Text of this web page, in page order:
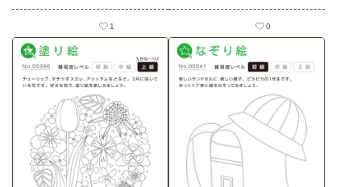
使いいただける無料の高齢者向
け介護レク素材（なぞり絵・初
級）です。
1
使いいただける無料の高齢者向
け介護レク素材 2026年3月の塗
り絵カレンダー「バーニーズマ
ウンテンドッグ（犬・動物）」
（カレンダー作り・初級）で
す。 関連キーワード：三月・弥
生・March・３月・いぬ・イ
ヌ・マウンテンドッグ・牧畜
犬・護衛犬
0